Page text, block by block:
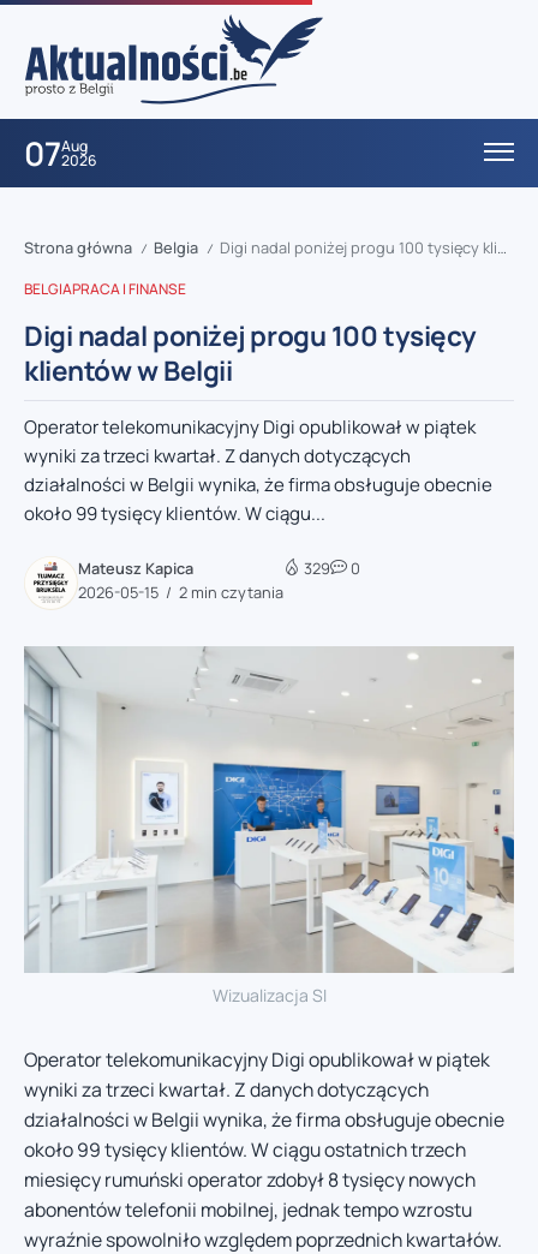
07Aug
2026
Strona główna / Belgia / Digi nadal poniżej progu 100 tysięcy klientów w Belgii
BELGIAPRACA I FINANSE
Digi nadal poniżej progu 100 tysięcy
klientów w Belgii
Operator telekomunikacyjny Digi opublikował w piątek
wyniki za trzeci kwartał. Z danych dotyczących
działalności w Belgii wynika, że firma obsługuje obecnie
około 99 tysięcy klientów. W ciągu...
Mateusz Kapica
2026-05-15
2 min czytania
329 0
Wizualizacja SI
Operator telekomunikacyjny Digi opublikował w piątek
wyniki za trzeci kwartał. Z danych dotyczących
działalności w Belgii wynika, że firma obsługuje obecnie
około 99 tysięcy klientów. W ciągu ostatnich trzech
miesięcy rumuński operator zdobył 8 tysięcy nowych
abonentów telefonii mobilnej, jednak tempo wzrostu
wyraźnie spowolniło względem poprzednich kwartałów.